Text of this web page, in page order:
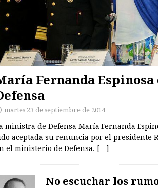
Fernanda
martes 23 de septiembre de 2014
ministra de Defensa María Fernanda
aceptada su renuncia por el presidente
el ministerio de Defensa. […]
No escuchar los